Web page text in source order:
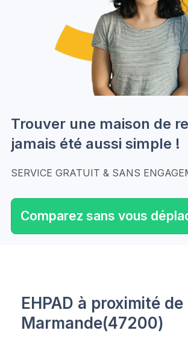
Trouver une maison de
jamais été aussi simple !
SERVICE GRATUIT & SANS
Comparez sans vous
EHPAD à proximité de
Marmande(47200)